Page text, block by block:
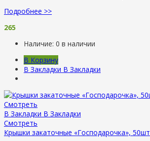
Подробнее >>
265
Наличие: 0 в наличии
В Корзину
В Закладки В Закладки
Смотреть
В Закладки В Закладки
Смотреть
Крышки закаточные «Господарочка», 50шт